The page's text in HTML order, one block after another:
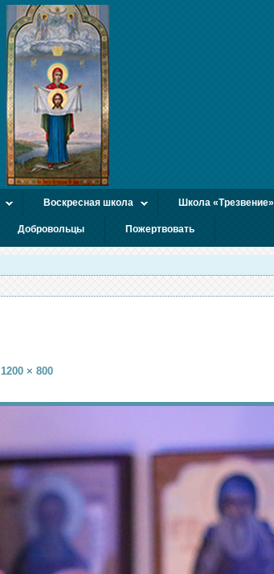
Воскресная школа Школа «Трезвение»
Добровольцы Пожертвовать
1200 × 800